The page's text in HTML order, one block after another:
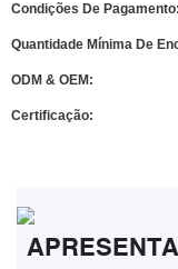
Condições De Pagamento:
Quantidade Mínima De
ODM & OEM:
Certificação: